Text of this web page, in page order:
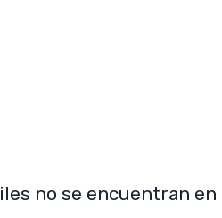
no se encuentran